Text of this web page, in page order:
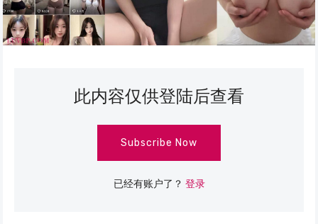
此内容仅供登陆后查看
Subscribe Now
已经有账户了？ 登录